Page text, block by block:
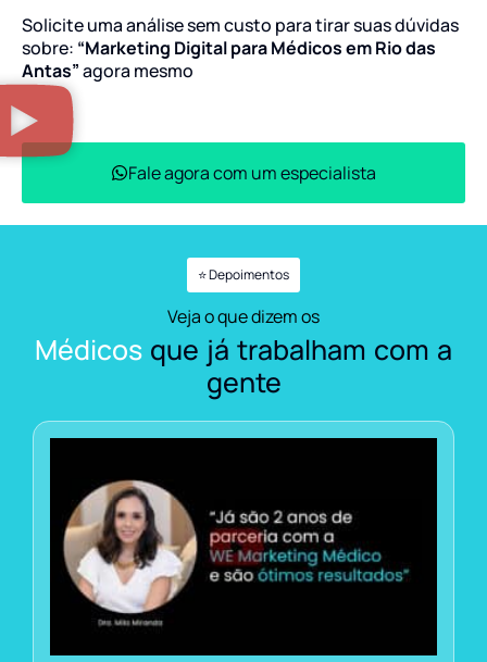
Solicite uma análise sem custo para tirar suas dúvidas
sobre: “Marketing Digital para Médicos em Rio das
Antas”agora mesmo
Fale agora com um especialista
⭐ Depoimentos
Veja o que dizem os
Médicos que já trabalham com a
gente